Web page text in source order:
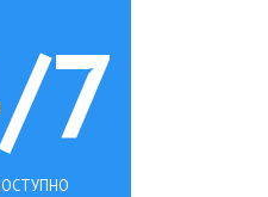
7